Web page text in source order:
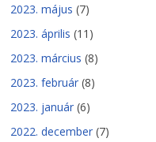
2023. május (7)
2023. április (11)
2023. március (8)
2023. február (8)
2023. január (6)
2022. december (7)